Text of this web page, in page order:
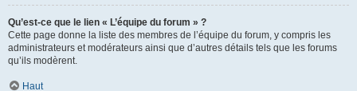
Qu’est-ce que le lien « L’équipe du forum » ?
Cette page donne la liste des membres de l’équipe du forum, y compris les
administrateurs et modérateurs ainsi que d’autres détails tels que les forums
qu’ils modèrent.
Haut